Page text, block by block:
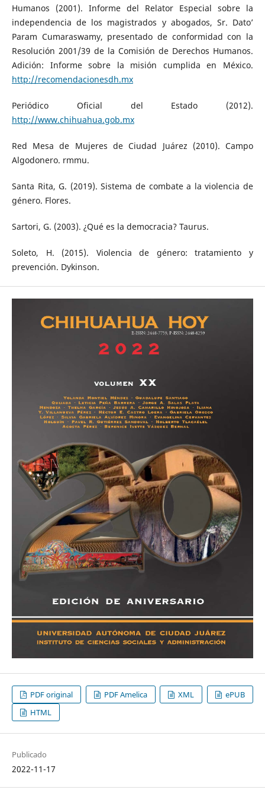
Humanos (2001). Informe del Relator Especial sobre la
independencia de los magistrados y abogados, Sr. Dato’
Param Cumaraswamy, presentado de conformidad con la
Resolución 2001/39 de la Comisión de Derechos Humanos.
Adición: Informe sobre la misión cumplida en México.
http://recomendacionesdh.mx
Periódico Oficial del Estado (2012).
http://www.chihuahua.gob.mx
Red Mesa de Mujeres de Ciudad Juárez (2010). Campo
Algodonero. rmmu.
Santa Rita, G. (2019). Sistema de combate a la violencia de
género. Flores.
Sartori, G. (2003). ¿Qué es la democracia? Taurus.
Soleto, H. (2015). Violencia de género: tratamiento y
prevención. Dykinson.
PDF original PDF Amelica XML
ePUB
HTML
Publicado
2022-11-17